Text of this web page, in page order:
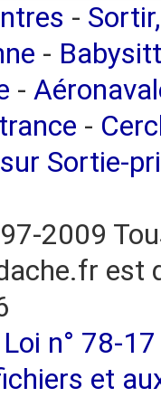
-
-
-
-
Sortie-
2009
est
Loi n° 78-
et